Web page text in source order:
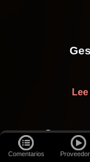
Comentarios
Otras